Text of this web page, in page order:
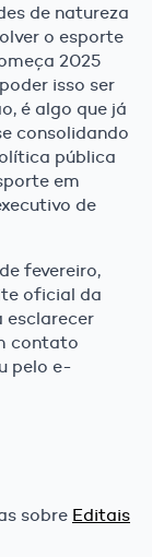
de natureza
o esporte
2025
isso ser
é algo que já
consolidando
pública
em
de
fevereiro,
oficial da
esclarecer
contato
pelo e-
sobre Editais